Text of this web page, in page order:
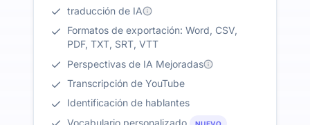
traducción de IA
Formatos de exportación: Word, CSV,
PDF, TXT, SRT, VTT
Perspectivas de IA Mejoradas
Transcripción de YouTube
Identificación de hablantes